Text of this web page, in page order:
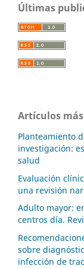
Últimas
Artículos
Planteamiento
investigación:
salud
Evaluación
una revisión
Adulto mayor:
centros día.
sobre
infección de